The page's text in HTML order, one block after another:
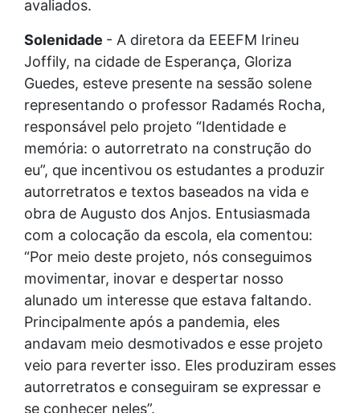
avaliados.
Solenidade - A diretora da EEEFM Irineu
Joffily, na cidade de Esperança, Gloriza
Guedes, esteve presente na sessão solene
representando o professor Radamés Rocha,
responsável pelo projeto “Identidade e
memória: o autorretrato na construção do
eu”, que incentivou os estudantes a produzir
autorretratos e textos baseados na vida e
obra de Augusto dos Anjos. Entusiasmada
com a colocação da escola, ela comentou:
“Por meio deste projeto, nós conseguimos
movimentar, inovar e despertar nosso
alunado um interesse que estava faltando.
Principalmente após a pandemia, eles
andavam meio desmotivados e esse projeto
veio para reverter isso. Eles produziram esses
autorretratos e conseguiram se expressar e
se conhecer neles”.